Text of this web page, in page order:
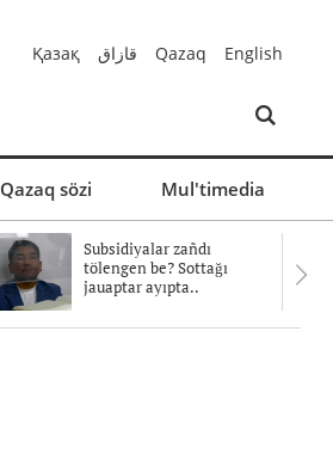
Қазақ قازاق Qazaq English
Qazaq sözi Mul'timedia
Subsidiyalar zañdı
tölengen be? Sottağı
jauaptar ayıpta..